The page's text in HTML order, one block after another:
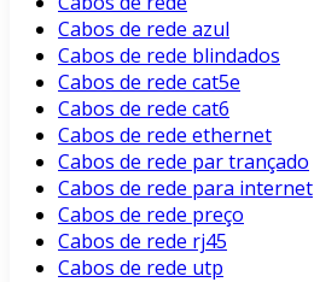
Cabos de rede azul
Cabos de rede blindados
Cabos de rede cat5e
Cabos de rede cat6
Cabos de rede ethernet
Cabos de rede par trançado
Cabos de rede para internet
Cabos de rede preço
Cabos de rede rj45
Cabos de rede utp